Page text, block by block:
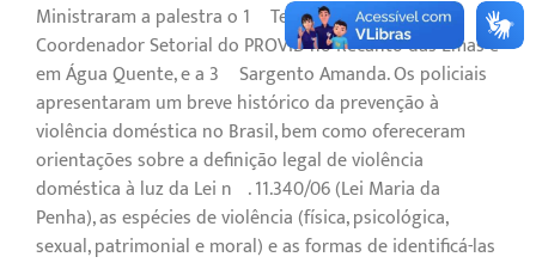
Ministraram a palestra o 1º Tenente Marco Teixeira,
Coordenador Setorial do PROVID no Recanto das Emas e
em Água Quente, e a 3º Sargento Amanda. Os policiais
apresentaram um breve histórico da prevenção à
violência doméstica no Brasil, bem como ofereceram
orientações sobre a definição legal de violência
doméstica à luz da Lei nº. 11.340/06 (Lei Maria da
Penha), as espécies de violência (física, psicológica,
sexual, patrimonial e moral) e as formas de identificá-las